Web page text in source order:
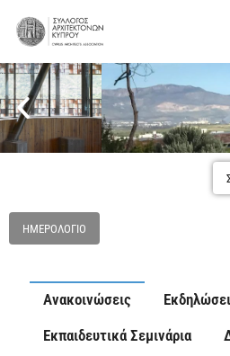
Προστασία και κατοχύρωση
ΗΜΕΡΟΛΌΓΙΟ
Ανακοινώσεις
Εκπαιδευτικά Σεμινάρια